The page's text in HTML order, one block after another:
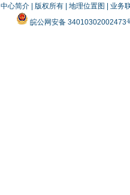
中心简介| 版权所有| 地理位置图
业务
皖公网安备 34010302002473